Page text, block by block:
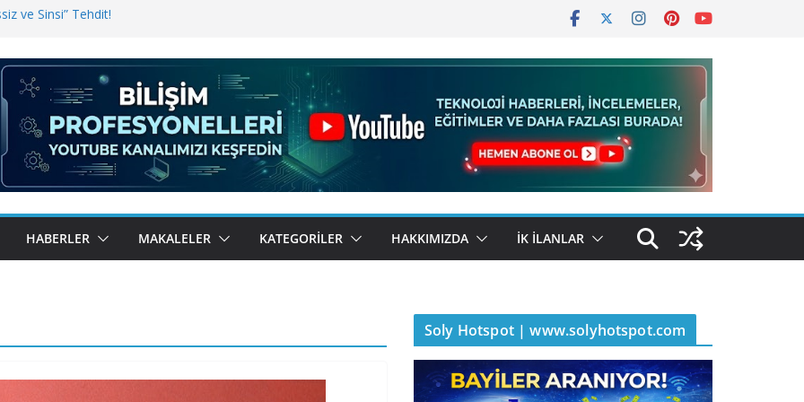
ve Sinsi” Tehdit!
Bugün BulutTahsilat’ta
Kemal Oral Tüm Sorularımızı
HABERLER MAKALELER KATEGORILER HAKKIMIZDA İK İLANLAR
Soly Hotspot | www.solyhotspot.com